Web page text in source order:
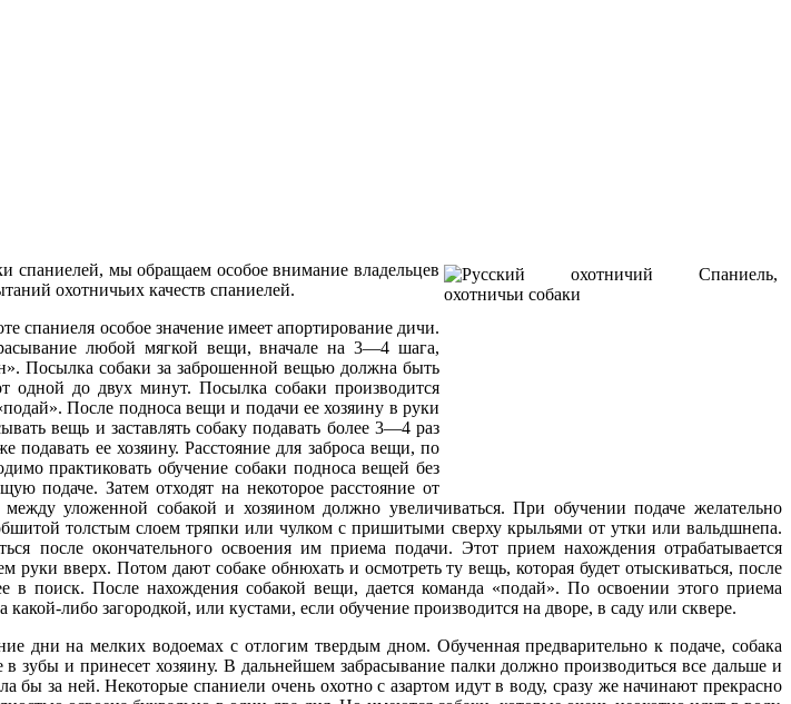
спаниелей, мы обращаем особое внимание владельцев
охотничьих качеств спаниелей.
спаниеля особое значение имеетапортирование дичи.
любой мягкой вещи, вначале на 3—4 шага,
Посылка собаки за заброшенной вещью должна быть
одной до двух минут. Посылка собаки производится
После подноса вещи и подачи ее хозяину в руки
вещь и заставлять собаку подавать более 3—4 раз
подавать ее хозяину. Расстояние для заброса вещи, по
практиковать обучение собаки подноса вещей без
подаче. Затем отходят на некоторое расстояние от
уложенной собакой и хозяином должно увеличиваться. При обучении подаче желательно
толстым слоем тряпки или чулком с пришитыми сверху крыльями от утки или вальдшнепа.
после окончательного освоения им приема подачи. Этот прием нахождения отрабатывается
вверх. Потом дают собаке обнюхать и осмотреть ту вещь, которая будет отыскиваться, после
поиск. После нахождения собакой вещи, дается команда «подай». По освоении этого приема
либо загородкой, или кустами, если обучение производится на дворе, в саду или сквере.
дни на мелких водоемах с отлогим твердым дном. Обученная предварительно к подаче, собака
зубы и принесет хозяину. В дальнейшем забрасывание палки должно производиться все дальше и
бы за ней. Некоторые спаниели очень охотно с азартом идут в воду, сразу же начинают прекрасно